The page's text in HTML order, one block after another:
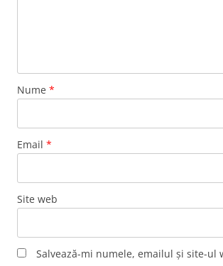
Nume *
Email *
Site web
Salvează-mi numele, emailul și site-ul